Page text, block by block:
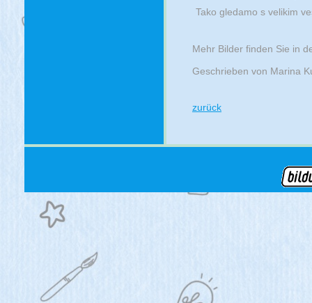
Tako gledamo s velikim
Mehr Bilder finden Sie in
Geschrieben von Marina
zurück